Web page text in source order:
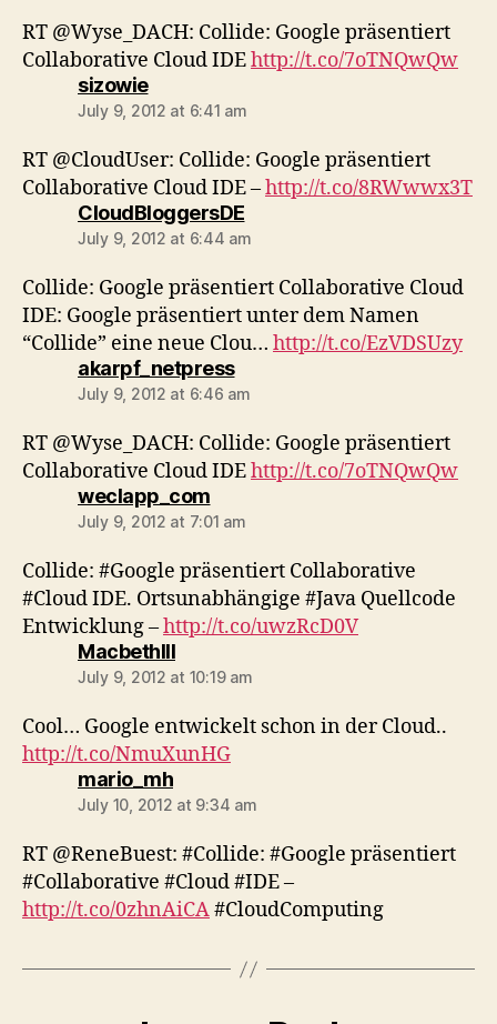
RT @Wyse_DACH: Collide: Google präsentiert
Collaborative Cloud IDEhttp://t.co/7oTNQwQw
sizowiesays:
July 9, 2012 at 6:41 am
RT @CloudUser: Collide: Google präsentiert
Collaborative Cloud IDE –http://t.co/8RWwwx3T
CloudBloggersDEsays:
July 9, 2012 at 6:44 am
Collide: Google präsentiert Collaborative Cloud
IDE: Google präsentiert unter dem Namen
“Collide” eine neue Clou… http://t.co/EzVDSUzy
akarpf_netpresssays:
July 9, 2012 at 6:46 am
RT @Wyse_DACH: Collide: Google präsentiert
Collaborative Cloud IDEhttp://t.co/7oTNQwQw
weclapp_comsays:
July 9, 2012 at 7:01 am
Collide: #Google präsentiert Collaborative
#Cloud IDE. Ortsunabhängige #Java Quellcode
Entwicklung –http://t.co/uwzRcD0V
MacbethIIIsays:
July 9, 2012 at 10:19 am
Cool… Google entwickelt schon in der Cloud..
http://t.co/NmuXunHG
mario_mhsays:
July 10, 2012 at 9:34 am
RT @ReneBuest: #Collide: #Google präsentiert
#Collaborative #Cloud #IDE –
http://t.co/0zhnAiCA#CloudComputing